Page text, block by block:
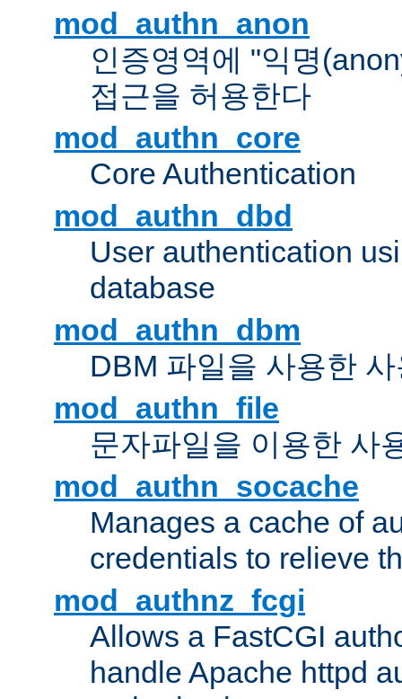
mod_authn_anon
인증영역에 "익명
접근을 허용한다
mod_authn_core
Core Authentication
mod_authn_dbd
User authentication
database
mod_authn_dbm
DBM 파일을 사용한
mod_authn_file
문자파일을 이용한 사
mod_authn_socache
Manages a cache of
credentials to relieve
mod_authnz_fcgi
Allows a FastCGI
handle Apache httpd